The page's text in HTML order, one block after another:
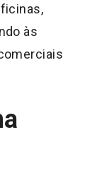
às